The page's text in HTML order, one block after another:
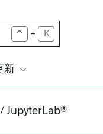
+ K
新
JupyterLab®